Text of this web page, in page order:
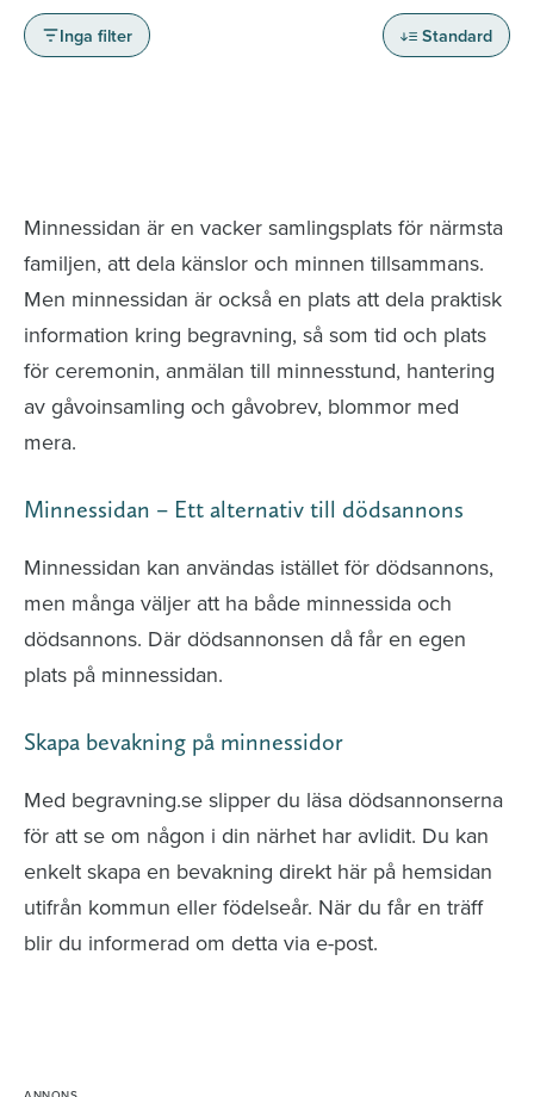
Inga filter Standard
Minnessidan är en vacker samlingsplats för närmsta
familjen, att dela känslor och minnen tillsammans.
Men minnessidan är också en plats att dela praktisk
information kring begravning, så som tid och plats
för ceremonin, anmälan till minnesstund, hantering
av gåvoinsamling och gåvobrev, blommor med
mera.
Minnessidan – Ett alternativ till dödsannons
Minnessidan kan användas istället för dödsannons,
men många väljer att ha både minnessida och
dödsannons. Där dödsannonsen då får en egen
plats på minnessidan.
Skapa bevakning på minnessidor
Med begravning.se slipper du läsa dödsannonserna
för att se om någon i din närhet har avlidit. Du kan
enkelt skapa en bevakning direkt här på hemsidan
utifrån kommun eller födelseår. När du får en träff
blir du informerad om detta via e-post.